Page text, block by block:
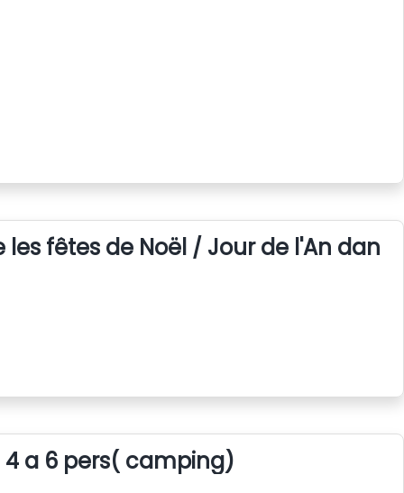
les fêtes de Noël / Jour de l'An
a 6 pers( camping)